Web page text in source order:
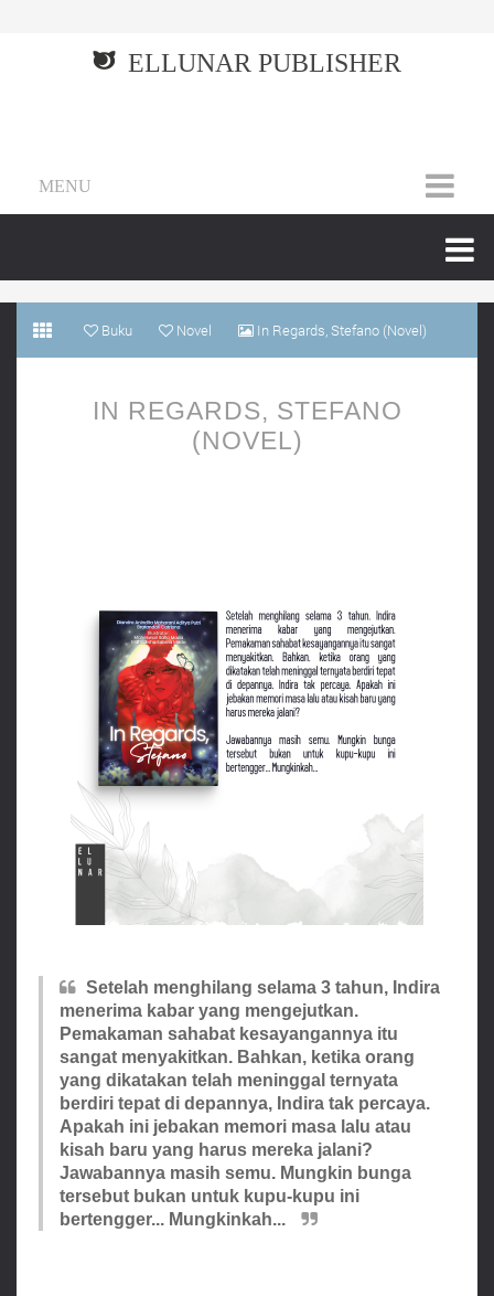
ELLUNAR PUBLISHER
MENU
Buku Novel In Regards, Stefano (Novel)
IN REGARDS, STEFANO
(NOVEL)
Setelah menghilang selama 3 tahun, Indira
menerima kabar yang mengejutkan.
Pemakaman sahabat kesayangannya itu
sangat menyakitkan. Bahkan, ketika orang
yang dikatakan telah meninggal ternyata
berdiri tepat di depannya, Indira tak percaya.
Apakah ini jebakan memori masa lalu atau
kisah baru yang harus mereka jalani?
Jawabannya masih semu. Mungkin bunga
tersebut bukan untuk kupu-kupu ini
bertengger... Mungkinkah...